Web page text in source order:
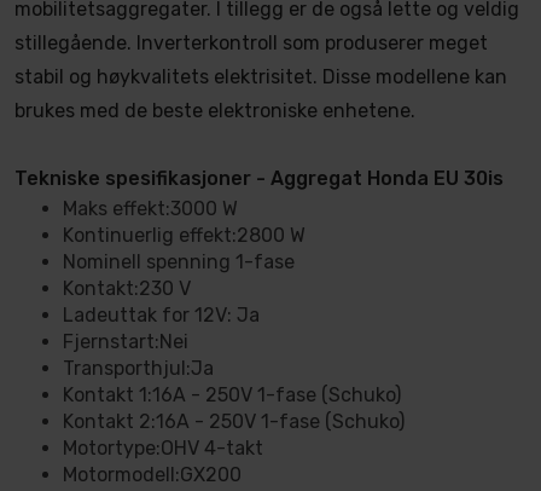
mobilitetsaggregater. I tillegg er de også lette og veldig
stillegående. Inverterkontroll som produserer meget
stabil og høykvalitets elektrisitet. Disse modellene kan
brukes med de beste elektroniske enhetene.
Tekniske spesifikasjoner - Aggregat Honda EU 30is
Maks effekt:3000 W
Kontinuerlig effekt:2800 W
Nominell spenning 1-fase
Kontakt:230 V
Ladeuttak for 12V: Ja
Fjernstart:Nei
Transporthjul:Ja
Kontakt 1:16A - 250V 1-fase (Schuko)
Kontakt 2:16A - 250V 1-fase (Schuko)
Motortype:OHV 4-takt
Motormodell:GX200